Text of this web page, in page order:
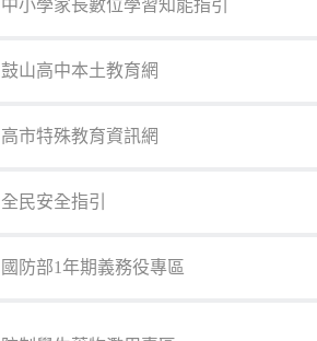
中小學家長數位學習知能指引
鼓山高中本土教育網
高市特殊教育資訊網
全民安全指引
國防部1年期義務役專區